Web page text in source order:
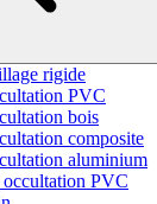
rigide
PVC
bois
composite
aluminium
PVC